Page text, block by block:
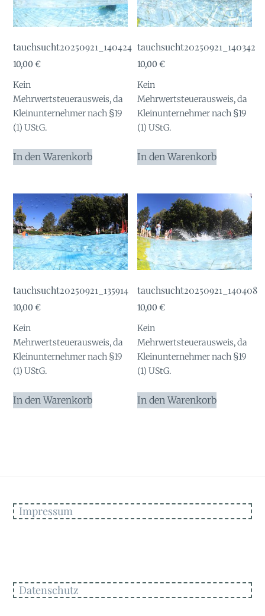
tauchsucht20250921_140424
10,00€
Kein
Mehrwertsteuerausweis, da
Kleinunternehmer nach §19
(1) UStG.
In den Warenkorb
tauchsucht20250921_140342
10,00€
Kein
Mehrwertsteuerausweis, da
Kleinunternehmer nach §19
(1) UStG.
In den Warenkorb
tauchsucht20250921_135914
10,00€
Kein
Mehrwertsteuerausweis, da
Kleinunternehmer nach §19
(1) UStG.
In den Warenkorb
tauchsucht20250921_140408
10,00€
Kein
Mehrwertsteuerausweis, da
Kleinunternehmer nach §19
(1) UStG.
In den Warenkorb
Impressum
Datenschutz